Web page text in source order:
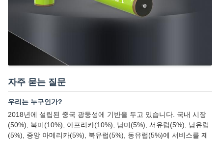
자주 묻는 질문
우리는 누구인가?
2018년에 설립된 중국 광둥성에 기반을 두고 있습니다. 국내 시장
(50%), 북미(10%), 아프리카(10%), 남미(5%), 서유럽(5%), 남유럽
(5%), 중앙 아메리카(5%), 북유럽(5%), 동유럽(5%)에 서비스를 제